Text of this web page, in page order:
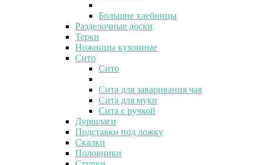
Большие хлебницы
Разделочные доски
Терки
Ножницы кухонные
Сито
Сито
Сита для заваривания чая
Сита для муки
Сита с ручкой
Дуршлаги
Подставки под ложку
Скалки
Половники